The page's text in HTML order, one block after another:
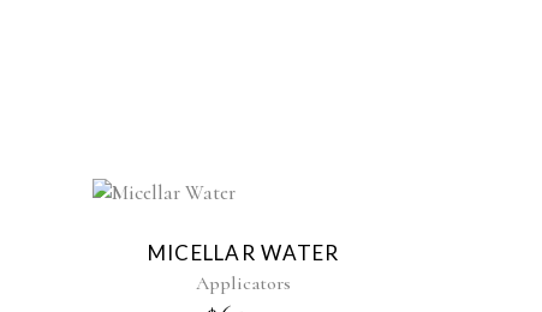
MICELLAR WATER
Applicators